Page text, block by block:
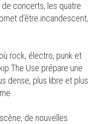
concerts, les quatre
d’être incandescent,
rock, électro, punk et
The Use prépare une
dense, plus libre et plus
:
de nouvelles